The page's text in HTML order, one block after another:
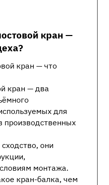
кран —
кран — что
кран — два
для
производственных
они
монтажа.
кран-балка, чем